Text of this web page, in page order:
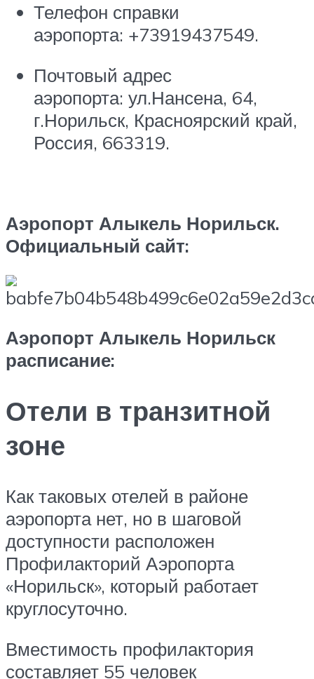
Телефон справки
аэропорта: +73919437549.
Почтовый адрес
аэропорта: ул.Нансена, 64,
г.Норильск, Красноярский край,
Россия, 663319.
Аэропорт Алыкель Норильск.
Официальный сайт:
Аэропорт Алыкель Норильск
расписание:
Отели в транзитной
зоне
Как таковых отелей в районе
аэропорта нет, но в шаговой
доступности расположен
Профилакторий Аэропорта
«Норильск», который работает
круглосуточно.
Вместимость профилактория
составляет 55 человек